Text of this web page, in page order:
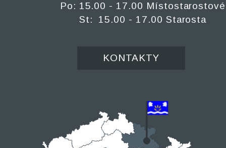
Po: 15.00 - 17.00 Místostarostové
St: 15.00 - 17.00 Starosta
KONTAKTY